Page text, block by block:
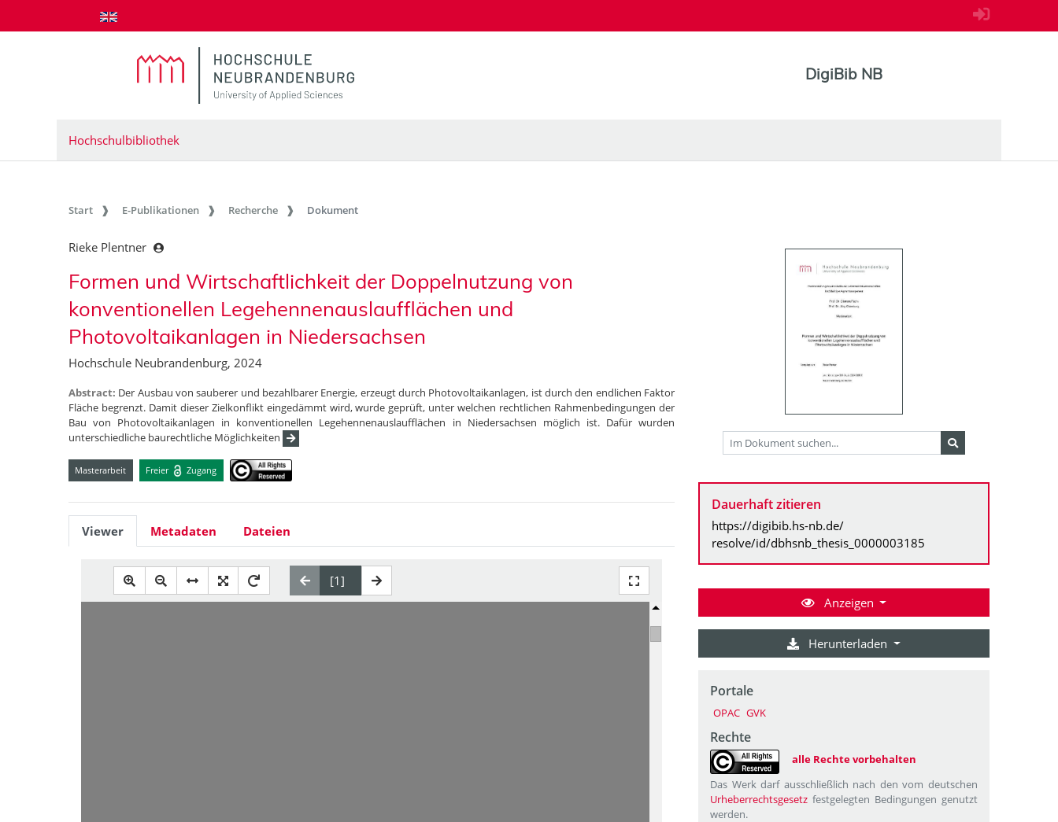
zum Inhalt springen
DigiBib NB
Hochschulbibliothek
Start E-Publikationen Recherche Dokument
Rieke Plentner
Formen und Wirtschaftlichkeit der Doppelnutzung von
konventionellen Legehennenauslaufflächen und
Photovoltaikanlagen in Niedersachsen
Hochschule Neubrandenburg, 2024
Abstract: Der Ausbau von sauberer und bezahlbarer Energie, erzeugt durch Photovoltaikanlagen, ist durch den endlichen Faktor
Fläche begrenzt. Damit dieser Zielkonflikt eingedämmt wird, wurde geprüft, unter welchen rechtlichen Rahmenbedingungen der
Bau von Photovoltaikanlagen in konventionellen Legehennenauslaufflächen in Niedersachsen möglich ist. Dafür wurden
unterschiedliche baurechtliche Möglichkeiten
Masterarbeit Freier Zugang
Viewer Metadaten Dateien
Dauerhaft zitieren
https://digibib.hs-nb.de/
resolve/id/dbhsnb_thesis_0000003185
Anzeigen
Herunterladen
Portale
OPAC GVK
Rechte
alle Rechte vorbehalten
Das Werk darf ausschließlich nach den vom deutschen
Urheberrechtsgesetz festgelegten Bedingungen genutzt
werden.